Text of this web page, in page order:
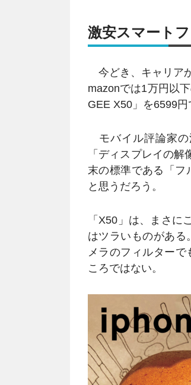
激安スマート
今どき、キャリア
mazonでは1万円以
GEE X50」を6599
モバイル評論家の
「ディスプレイの
末の標準である「フ
と思うだろう。
「X50」は、まさ
はツラいものがある
メラのフィルター
ころではない。